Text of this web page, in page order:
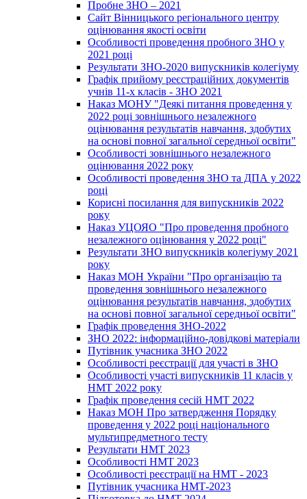
Пробне ЗНО – 2021
Сайт Вінницького регіонального центру
оцінювання якості освіти
Особливості проведення пробного ЗНО у
2021 році
Результати ЗНО-2020 випускників колегіуму
Графік прийому реєстраційних документів
учнів 11-х класів - ЗНО 2021
Наказ МОНУ "Деякі питання проведення у
2022 році зовнішнього незалежного
оцінювання результатів навчання, здобутих
на основі повної загальної середньої освіти"
Особливості зовнішнього незалежного
оцінювання 2022 року
Особливості проведення ЗНО та ДПА у 2022
році
Корисні посилання для випускників 2022
року
Наказ УЦОЯО "Про проведення пробного
незалежного оцінювання у 2022 році"
Результати ЗНО випускників колегіуму 2021
року
Наказ МОН України "Про організацію та
проведення зовнішнього незалежного
оцінювання результатів навчання, здобутих
на основі повної загальної середньої освіти"
Графік проведення ЗНО-2022
ЗНО 2022: інформаційно-довідкові матеріали
Путівник учасника ЗНО 2022
Особливості реєстрації для участі в ЗНО
Особливості участі випускників 11 класів у
НМТ 2022 року
Графік проведення сесій НМТ 2022
Наказ МОН Про затвердження Порядку
проведення у 2022 році національного
мультипредметного тесту
Результати НМТ 2023
Особливості НМТ 2023
Особливості реєстрації на НМТ - 2023
Путівник учасника НМТ-2023